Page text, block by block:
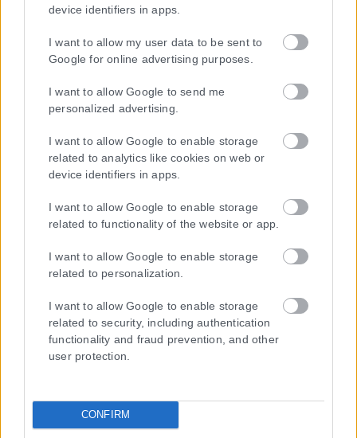
device identifiers in apps.
I want to allow my user data to be sent to
Google for online advertising purposes.
I want to allow Google to send me
personalized advertising.
I want to allow Google to enable storage
related to analytics like cookies on web or
device identifiers in apps.
I want to allow Google to enable storage
related to functionality of the website or app.
I want to allow Google to enable storage
related to personalization.
I want to allow Google to enable storage
related to security, including authentication
functionality and fraud prevention, and other
user protection.
CONFIRM
Η εταιρεία με την επωνυμία “POLITICAL MEDIA GROUP A.E.” και κατ’
επέκταση η ιστοσελίδα που κατέχει αυτή “www.karfitsa.gr”